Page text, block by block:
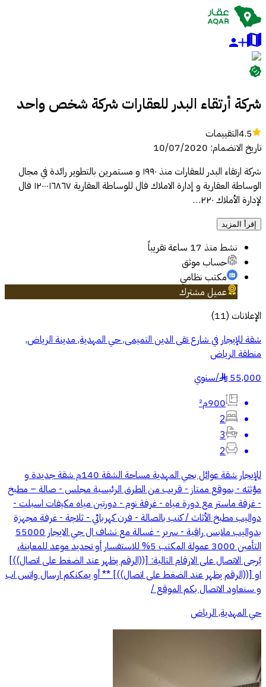
شركة أرتقاء البدر للعقارات شركة شخص واحد
4.5التقييمات
تاريخ الانضمام:
10/07/2020
شركة ارتقاء البدر للعقارات منذ ١٩٩٠ و مستمرين بالتطوير رائدة في مجال
الوساطة العقارية و إدارة الاملاك فال للوساطة العقارية ١٢٠٠٠١٦٨٦٧ فال
لإدارة الأملاك ٢٢٠…
إقرأ المزيد
نشط منذ 17 ساعة تقريباً
حساب موثق
مكتب نظامي
عميل مشترك
الإعلانات (
11
)
شقة للإيجار في شارع تقى الدين التميمى, حي المهدية, مدينة الرياض,
منطقة الرياض
55,000
§
/سنوي
900م²
2
3
2
للإيجار شقة عوائل بحي المهدية مساحة الشقة 140م شقة جديدة و
مؤثثه - بموقع ممتاز - قريب من الطرق الرئيسية مجلس - صالة – مطبخ
- غرفة ماستر مع دورة مياه - غرفة نوم - دورتين مياه مكيفات اسبلت -
دواليب مطبخ الأثاث / كنب بالصالة - فرن كهربائي - ثلاجة - غرفة مجهزة
بدواليب ملابس راقية - سرير - غسالة مع نشاف ال جي الايجار 55000
التأمين 3000 عمولة المكتب 5% للاستفسار أو تحديد موعد للمعاينة،
يُرجى الاتصال على الارقام التالية: [((الرقم يظهر عند الضغط على اتصال))]
او [((الرقم يظهر عند الضغط على اتصال))] ** أو يمكنكم ارسال واتس اب
و سنعاود الاتصال بكم الموقع /
حي المهدية, الرياض